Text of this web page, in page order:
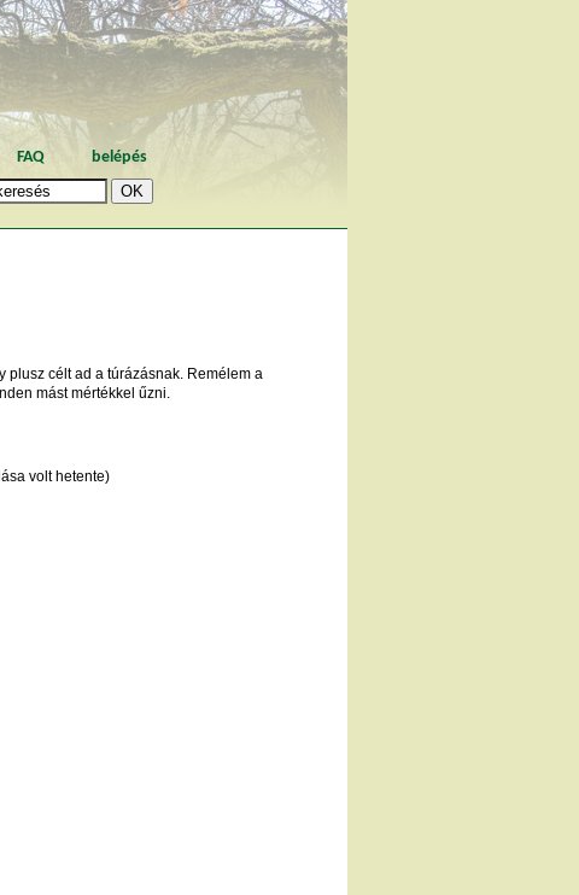
FAQ belépés
plusz célt ad a túrázásnak. Remélem a
mást mértékkel űzni.
volt hetente)